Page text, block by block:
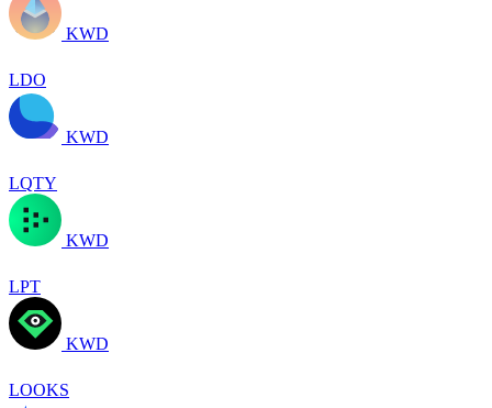
KWD
LDO
KWD
LQTY
KWD
LPT
KWD
LOOKS